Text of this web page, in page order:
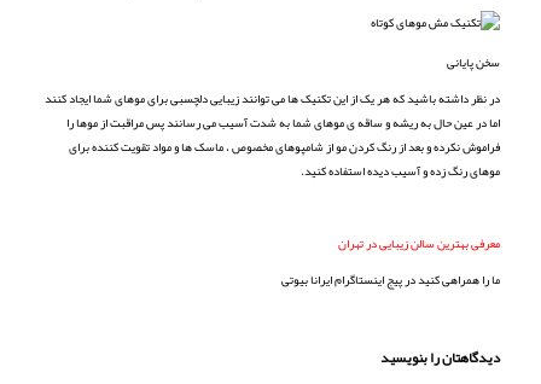
سخن پایانی
در نظر داشته باشید که هر یک از این تکنیک ها می توانند زیبایی دلچسبی برای موهای شما ایجاد کنند
اما در عین حال به ریشه و ساقه ی موهای شما به شدت آسیب می رسانند پس مراقبت از موها را
فراموش نکرده و بعد از رنگ کردن مو از شامپوهای مخصوص ، ماسک ها و مواد تقویت کننده برای
موهای رنگ زده و آسیب دیده استفاده کنید.
معرفی بهترین سالن زیبایی در تهران
ما را همراهی کنید در پیج اینستاگرام ایرانا بیوتی
دیدگاهتان را بنویسید